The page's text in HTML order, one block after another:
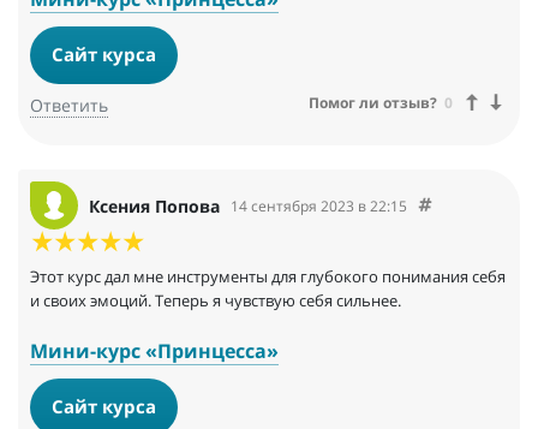
Сайт курса
Ответить Помог ли отзыв? 0
Ксения Попова 14 сентября 2023 в 22:15
Этот курс дал мне инструменты для глубокого понимания себя
и своих эмоций. Теперь я чувствую себя сильнее.
Мини-курс «Принцесса»
Сайт курса